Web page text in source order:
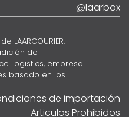
@laarbox
LAARCOURIER,
de
Logistics, empresa
basado en los
de importación
Articulos Prohibidos